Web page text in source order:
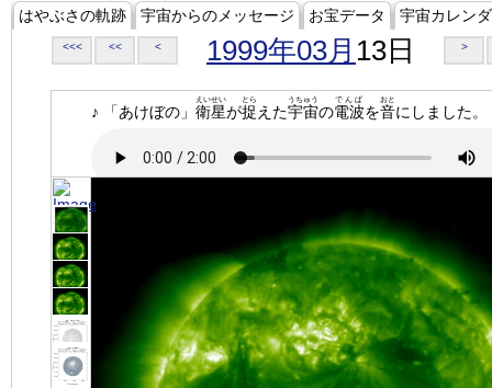
はやぶさの軌跡 宇宙からのメッセージ お宝データ 宇宙カレン
<<< << < 1999年03月 13日 >
♪ 「あけぼの」 衛星
えいせい
が捉
とら
えた宇宙
うちゅう
の電波
でんぱ
を音
おと
にしました。